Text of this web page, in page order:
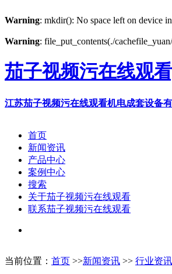
Warning: mkdir(): No space left on device in
Warning: file_put_contents(./
茄子视频污在线观
江苏茄子视频污在线观看机电成套设备
首页
新闻资讯
产品中心
案例中心
搜索
关于茄子视频污在线观看
联系茄子视频污在线观看
当前位置： 首页 >>新闻资讯 >> 行业资讯